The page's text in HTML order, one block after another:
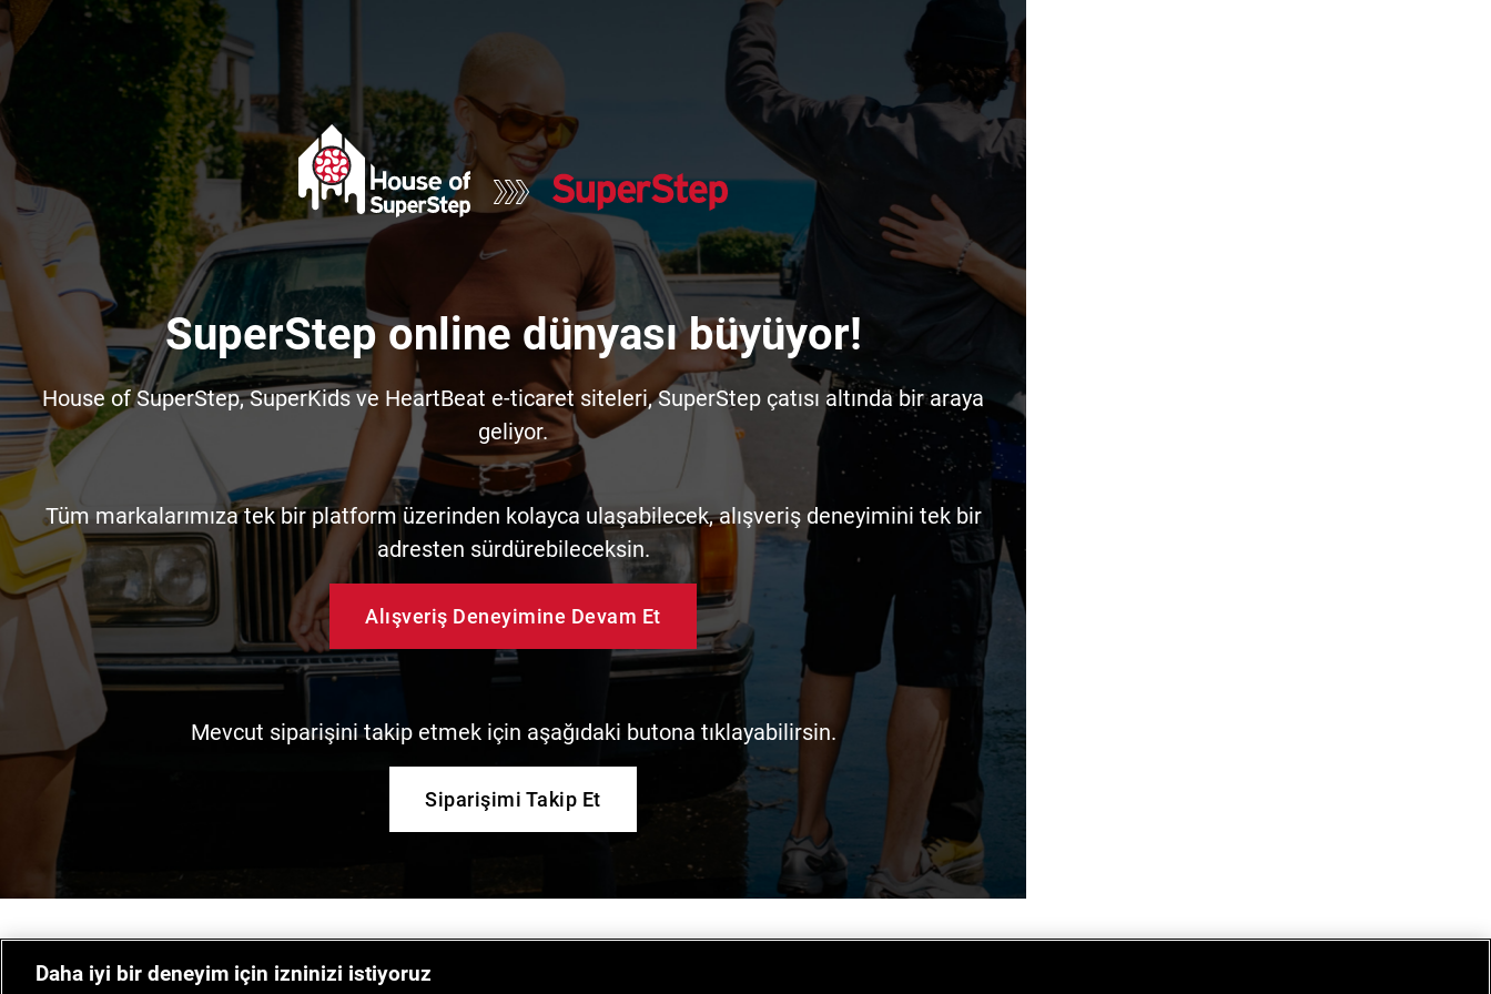
SuperStep online dünyası büyüyor!
House of SuperStep, SuperKids ve HeartBeat e-ticaret siteleri, SuperStep çatısı altında bir araya
geliyor.
Tüm markalarımıza tek bir platform üzerinden kolayca ulaşabilecek, alışveriş deneyimini tek bir
adresten sürdürebileceksin.
Alışveriş Deneyimine Devam Et
Mevcut siparişini takip etmek için aşağıdaki butona tıklayabilirsin.
Siparişimi Takip Et
Daha iyi bir deneyim için izninizi istiyoruz